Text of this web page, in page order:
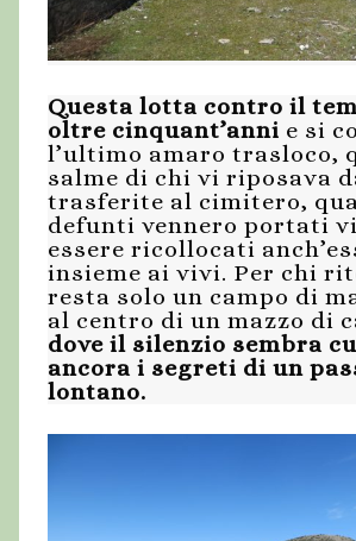
Questa lotta contro il
oltre cinquant’anni e si
l’ultimo amaro trasloco,
salme di chi vi riposava
trasferite al cimitero,
defunti vennero portati
essere ricollocati
insieme ai vivi. Per chi
resta solo un campo di
al centro di un mazzo di
dove il silenzio sembra
ancora i segreti di un
lontano.